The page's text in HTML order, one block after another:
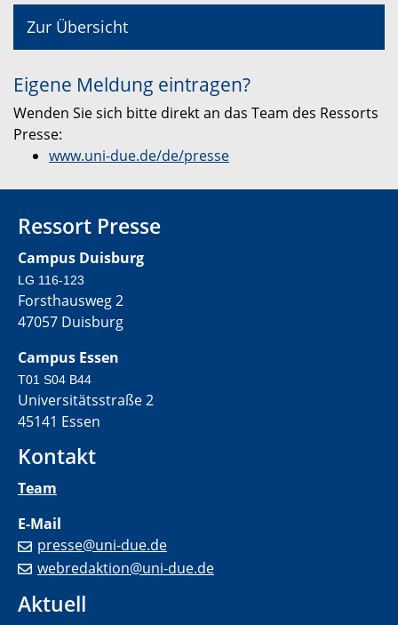
Zur Übersicht
Eigene Meldung eintragen?
Wenden Sie sich bitte direkt an das Team des Ressorts
Presse:
www.uni-due.de/de/presse
Ressort Presse
Campus Duisburg
LG 116-123
Forsthausweg 2
47057 Duisburg
Campus Essen
T01 S04 B44
Universitätsstraße 2
45141 Essen
Kontakt
Team
E-Mail
presse@uni-due.de
webredaktion@uni-due.de
Aktuell